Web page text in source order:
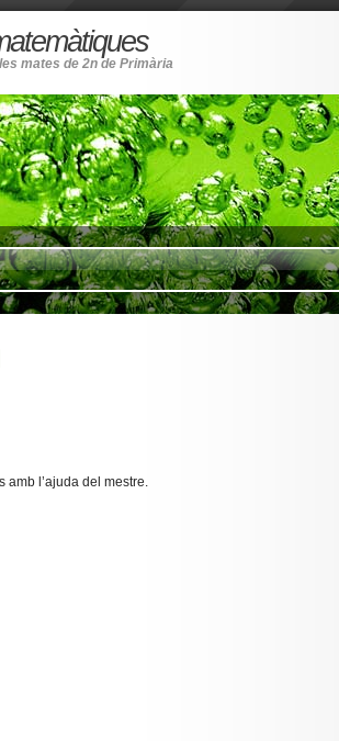
mates de 2n de Primària
amb l’ajuda del mestre.